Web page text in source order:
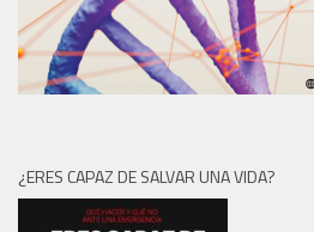
¿ERES CAPAZ DE SALVAR UNA VIDA?